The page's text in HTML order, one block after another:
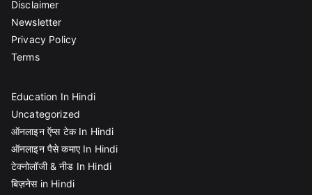
Disclaimer
Newsletter
Privacy Policy
Terms
Education In Hindi
Uncategorized
ऑनलाइन ऍप्स टेक In Hindi
ऑनलाइन पैसे कमाए In Hindi
टेक्नोलॉजी & नीड In Hindi
बिज़नेस in Hindi